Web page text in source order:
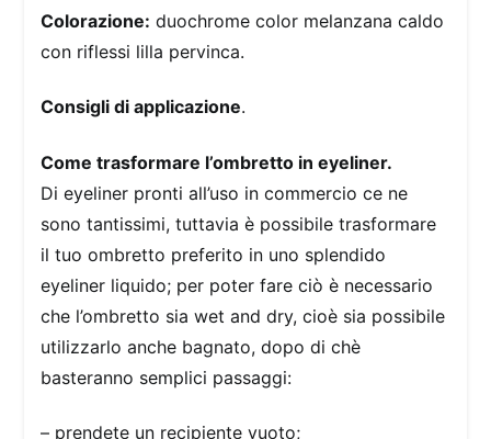
Colorazione: duochrome color melanzana caldo
con riflessi lilla pervinca.
Consigli di applicazione.
Come trasformare l’ombretto in eyeliner.
Di eyeliner pronti all’uso in commercio ce ne
sono tantissimi, tuttavia è possibile trasformare
il tuo ombretto preferito in uno splendido
eyeliner liquido; per poter fare ciò è necessario
che l’ombretto sia wet and dry, cioè sia possibile
utilizzarlo anche bagnato, dopo di chè
basteranno semplici passaggi:
– prendete un recipiente vuoto;